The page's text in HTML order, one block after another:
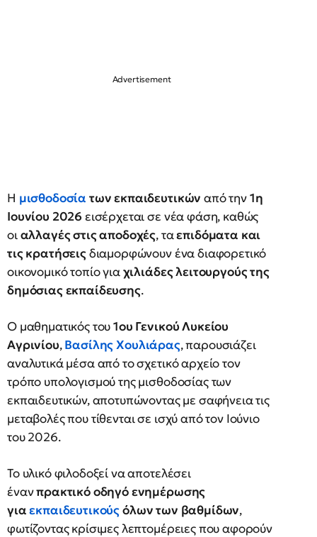
Η μισθοδοσία των εκπαιδευτικώναπό την1η
Ιουνίου 2026 εισέρχεται σε νέα φάση, καθώς
οιαλλαγές στις αποδοχές, ταεπιδόματα και
τις κρατήσειςδιαμορφώνουν ένα διαφορετικό
οικονομικό τοπίο γιαχιλιάδες λειτουργούς της
δημόσιας εκπαίδευσης.
Ο μαθηματικός του1ου Γενικού Λυκείου
Αγρινίου,Βασίλης Χουλιάρας, παρουσιάζει
αναλυτικά μέσα από το σχετικό αρχείο τον
τρόπο υπολογισμού της μισθοδοσίας των
εκπαιδευτικών, αποτυπώνοντας με σαφήνεια τις
μεταβολές που τίθενται σε ισχύ από τον Ιούνιο
του 2026.
Το υλικό φιλοδοξεί να αποτελέσει
ένανπρακτικό οδηγό ενημέρωσης
γιαεκπαιδευτικούςόλων των βαθμίδων,
φωτίζοντας κρίσιμες λεπτομέρειες που αφορούν